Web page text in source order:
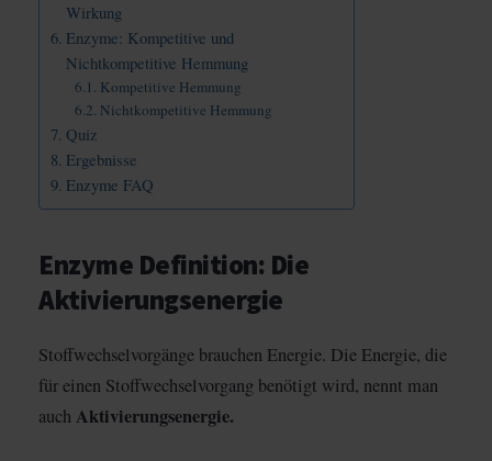
Wirkung
Enzyme: Kompetitive und
Nichtkompetitive Hemmung
Kompetitive Hemmung
Nichtkompetitive Hemmung
Quiz
Ergebnisse
Enzyme FAQ
Enzyme Definition: Die
Aktivierungsenergie
Stoffwechselvorgänge brauchen Energie. Die Energie, die
für einen Stoffwechselvorgang benötigt wird, nennt man
auch Aktivierungsenergie.